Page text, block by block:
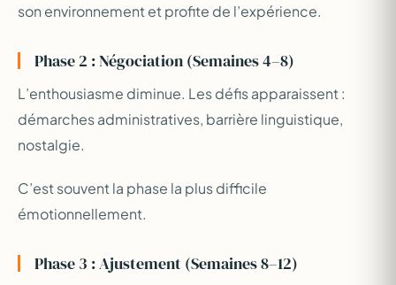
son environnement et profite de l’expérience.
Phase 2 : Négociation (Semaines 4–8)
L’enthousiasme diminue. Les défis apparaissent :
démarches administratives, barrière linguistique,
nostalgie.
C’est souvent la phase la plus difficile
émotionnellement.
Phase 3 : Ajustement (Semaines 8–12)